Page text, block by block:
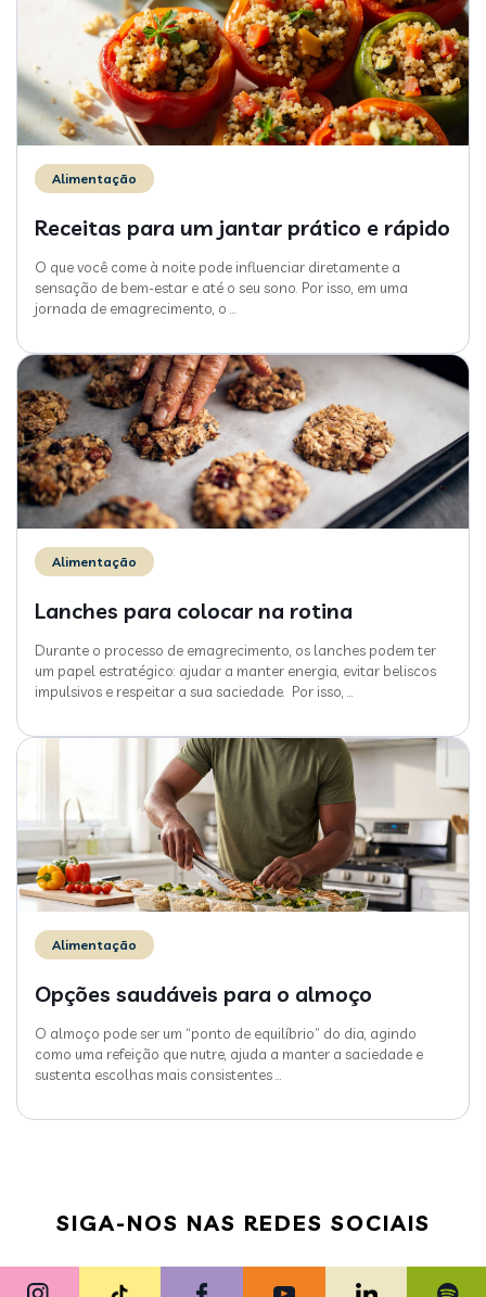
Alimentação
Receitas para um jantar prático e rápido
O que você come à noite pode influenciar diretamente a
sensação de bem-estar e até o seu sono. Por isso, em uma
jornada de emagrecimento, o
Alimentação
Lanches para colocar na rotina
Durante o processo de emagrecimento, os lanches podem ter
um papel estratégico: ajudar a manter energia, evitar beliscos
impulsivos e respeitar a sua saciedade. Por isso,
Alimentação
Opções saudáveis para o almoço
O almoço pode ser um “ponto de equilíbrio” do dia, agindo
como uma refeição que nutre, ajuda a manter a saciedade e
sustenta escolhas mais consistentes
SIGA-NOS NAS REDES SOCIAIS